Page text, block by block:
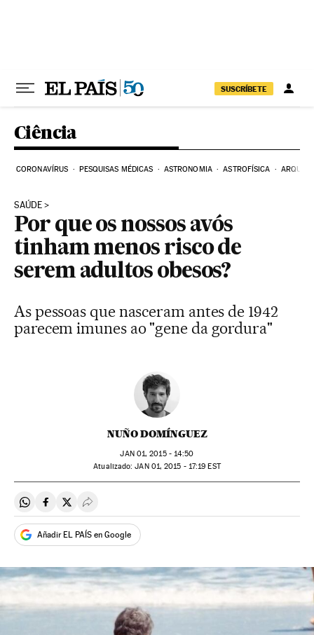
SUSCRÍBETE
Ciência
CORONAVÍRUS PESQUISAS MÉDICAS ASTRONOMIA ASTROFÍSICA
SAÚDE
Por que os nossos avós
tinham menos risco de
serem adultos obesos?
As pessoas que nasceram antes de 1942
parecem imunes ao "gene da gordura"
NUÑO DOMÍNGUEZ
JAN01, 2015 - 14:50
atualizado: JAN01, 2015 - 17:19 EST
Compartir en Whatsapp
Compartir en Facebook
Compartir en Twitter
Desplegar Redes Sociales
Añadir EL PAÍS en Google